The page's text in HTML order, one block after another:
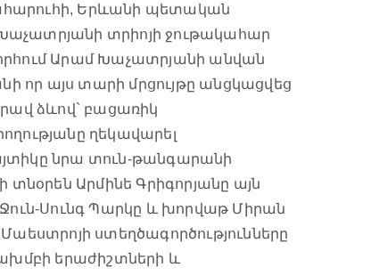
Երևանի պետական
տրիոյի ջութակահար
Արամ Խաչատրյանի անվան
որ այս տարի մրցույթը անցկացվեց
ձևով` բացառիկ
ղեկավարել
նրա տուն-թանգարանի
Արմինե Գրիգորյանը այն
Սունգ Պարկը և խորվաթ Միրան
ստեղծագործությունները
երաժիշտների և